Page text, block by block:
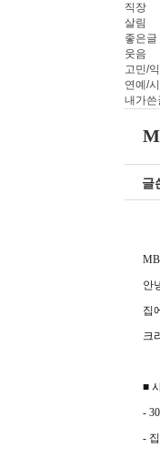
직장
살림
좋은글
웃음
고민/
연예/
내가쓴
글
안
집
크
■
-
-